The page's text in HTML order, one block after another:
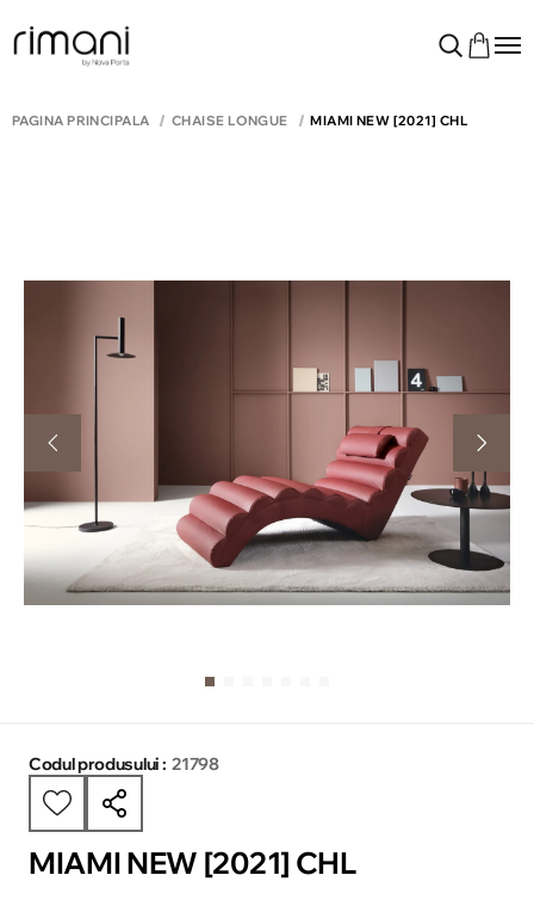
PAGINA PRINCIPALĂ CHAISE LONGUE MIAMI NEW [2021] CHL
Codul produsului : 21798
MIAMI NEW [2021] CHL